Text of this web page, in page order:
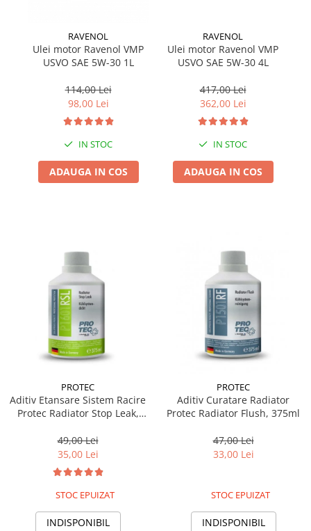
RAVENOL
Ulei motor Ravenol VMP
USVO SAE 5W-30 1L
114,00 Lei
98,00 Lei
IN STOC
ADAUGA IN COS
RAVENOL
Ulei motor Ravenol VMP
USVO SAE 5W-30 4L
417,00 Lei
362,00 Lei
IN STOC
ADAUGA IN COS
PROTEC
Aditiv Etansare Sistem Racire
Protec Radiator Stop Leak,
49,00 Lei
35,00 Lei
STOC EPUIZAT
INDISPONIBIL
PROTEC
Aditiv Curatare Radiator
Protec Radiator Flush, 375ml
47,00 Lei
33,00 Lei
STOC EPUIZAT
INDISPONIBIL